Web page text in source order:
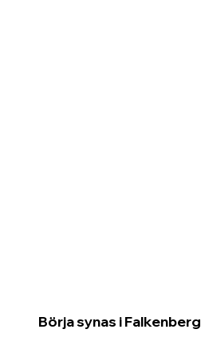
Börja synas i Falkenberg